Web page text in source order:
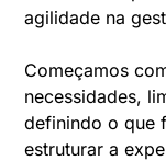
agilidade na
Começamos
necessidades,
definindo o que
estruturar a